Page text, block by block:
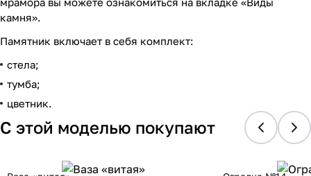
камня».
Памятник включает в себя комплект:
стела;
тумба;
цветник.
С этой моделью покупают